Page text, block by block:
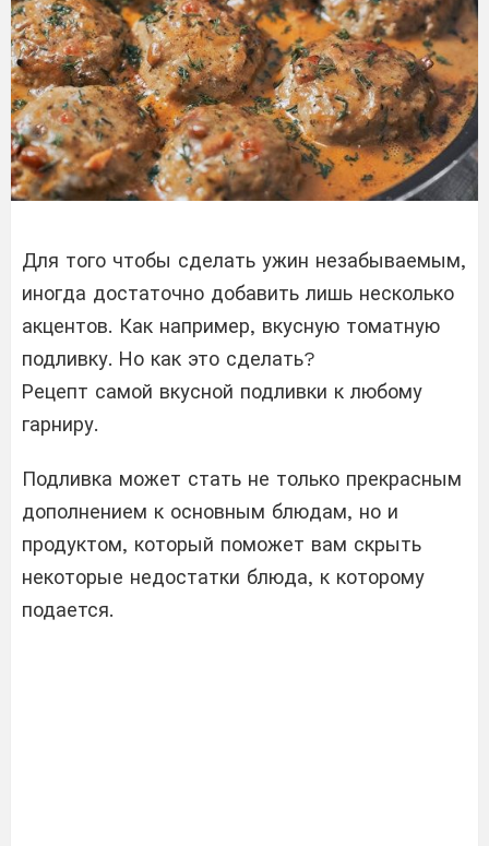
Для того чтобы сделать ужин незабываемым,
иногда достаточно добавить лишь несколько
акцентов. Как например, вкусную томатную
подливку. Но как это сделать?
Рецепт самой вкусной подливки к любому
гарниру.
Подливка может стать не только прекрасным
дополнением к основным блюдам, но и
продуктом, который поможет вам скрыть
некоторые недостатки блюда, к которому
подается.